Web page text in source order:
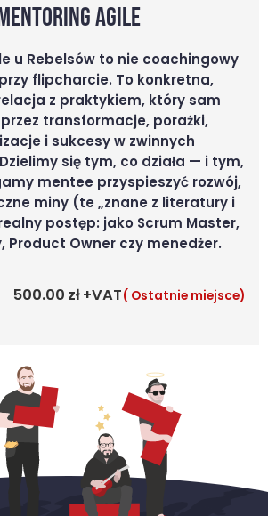
AGILE
u Rebelsów to nie coachingowy
flipcharcie. To konkretna,
z praktykiem, który sam
przez transformacje, porażki,
i sukcesy w zwinnych
się tym, co działa — i tym,
mentee przyspieszyć rozwój,
miny (te „znane z literatury i
postęp: jako Scrum Master,
Product Owner czy menedżer.
500.00 zł ( Ostatnie miejsce)